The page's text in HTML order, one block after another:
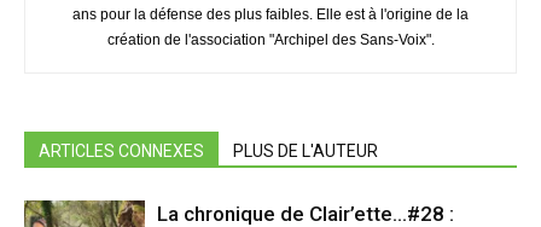
ans pour la défense des plus faibles. Elle est à l'origine de la
création de l'association "Archipel des Sans-Voix".
ARTICLES CONNEXES PLUS DE L'AUTEUR
La chronique de Clair’ette…#28 :